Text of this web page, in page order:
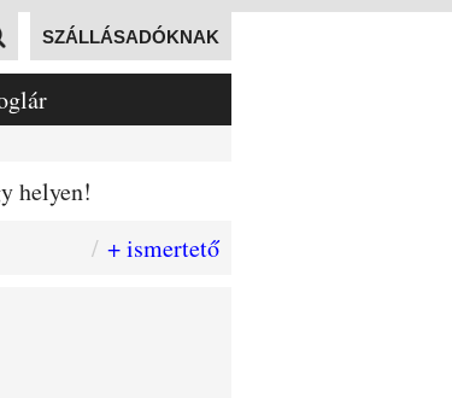
SZÁLLÁSADÓKNAK
helyen!
+ ismertető